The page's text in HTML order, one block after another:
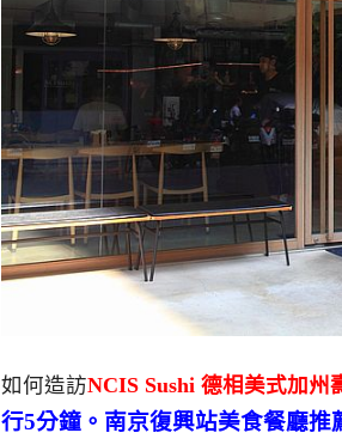
如何造訪NCIS Sushi 德相美式加州
行5分鐘。南京復興站美食餐廳推